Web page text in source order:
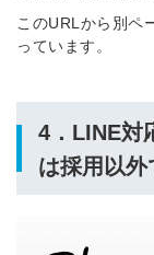
このURLから別ペ
っています。
4．LINE対
は採用以外